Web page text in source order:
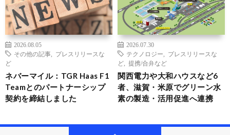
2026.08.05
その他の記事
プレスリリースな
ど
ネバーマイル：TGR Haas F1
Teamとのパートナーシップ
契約を締結しました
2026.07.30
テクノロジー
プレスリリースな
ど
提携/合弁など
関西電力や大和ハウスなど6
者、滋賀・米原でグリーン水
素の製造・活用促進へ連携